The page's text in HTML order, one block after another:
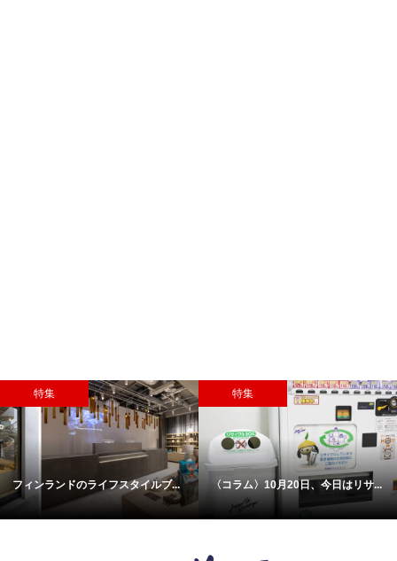
特集
フィンランドのライフスタイルブ...
特集
〈コラム〉10月20日、今日はリサ...